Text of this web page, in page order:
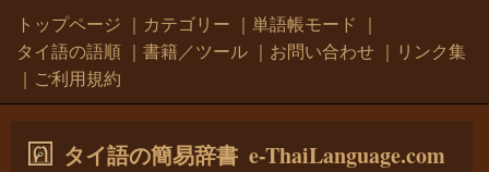
トップページ カテゴリー 単語帳モード
タイ語の語順
書籍／ツール お問い合わせ
リンク集
ご利用規約
タイ語の簡易辞書 e-ThaiLanguage.com